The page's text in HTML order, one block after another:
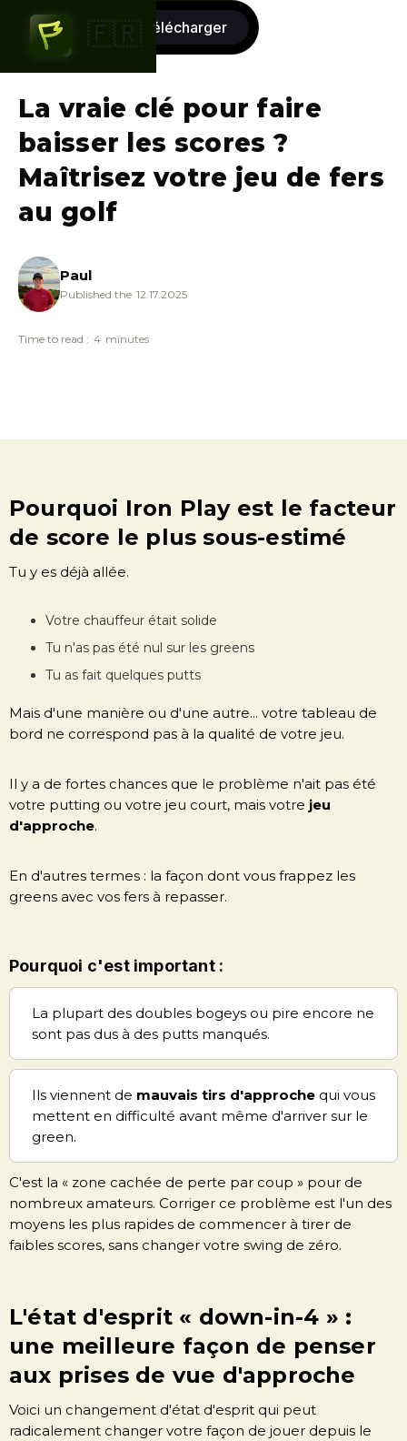
🇫🇷
La vraie clé pour faire
baisser les scores ?
Maîtrisez votre jeu de fers
au golf
Paul
Published the 12.17.2025
Time to read : 4 minutes
Pourquoi Iron Play est le facteur
de score le plus sous-estimé
Tu y es déjà allée.
Votre chauffeur était solide
Tu n'as pas été nul sur les greens
Tu as fait quelques putts
Mais d'une manière ou d'une autre... votre tableau de
bord ne correspond pas à la qualité de votre jeu.
Il y a de fortes chances que le problème n'ait pas été
votre putting ou votre jeu court, mais votre jeu
d'approche.
En d'autres termes : la façon dont vous frappez les
greens avec vos fers à repasser.
Pourquoi c'est important :
La plupart des doubles bogeys ou pire encore ne
sont pas dus à des putts manqués.
Ils viennent de mauvais tirs d'approche qui vous
mettent en difficulté avant même d'arriver sur le
green.
C'est la « zone cachée de perte par coup » pour de
nombreux amateurs. Corriger ce problème est l'un des
moyens les plus rapides de commencer à tirer de
faibles scores, sans changer votre swing de zéro.
L'état d'esprit « down-in-4 » :
une meilleure façon de penser
aux prises de vue d'approche
Voici un changement d'état d'esprit qui peut
radicalement changer votre façon de jouer depuis le
commencer
gratuitement
télécharger